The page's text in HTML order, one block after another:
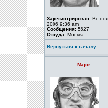
Зарегистрирован: Вс ноя
2006 9:36 am
Сообщения: 5627
Откуда: Москва
Вернуться к началу
Major